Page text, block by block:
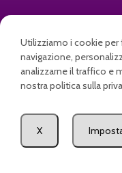
Zerbini
stampati
nome
Termini e condizioni di
Utilizziamo i cookie per
navigazione,
analizzarne il traffico e
nostra politica sulla
X Come